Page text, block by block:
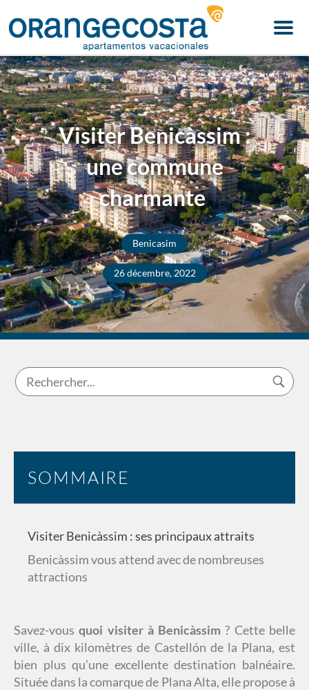
Menu
Visiter Benicàssim :
une commune
charmante
Benicasim
26 décembre, 2022
SOMMAIRE
Visiter Benicàssim : ses principaux attraits
Benicàssim vous attend avec de nombreuses
attractions
Savez-vousquoi visiter à Benicàssim ? Cette belle
ville, à dix kilomètres de Castellón de la Plana, est
bien plus qu’une excellente destination balnéaire.
Située dans la comarque de Plana Alta, elle propose à